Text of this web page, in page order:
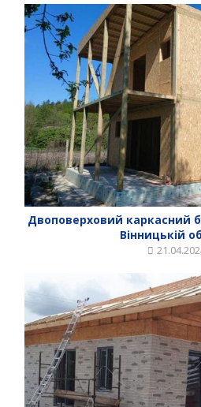
Двоповерховий каркасний
Вінницькій